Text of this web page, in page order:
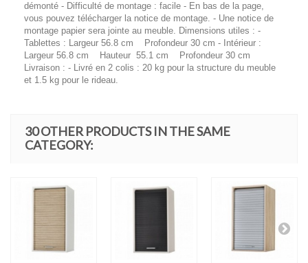
démonté - Difficulté de montage : facile - En bas de la page,
vous pouvez télécharger la notice de montage. - Une notice de
montage papier sera jointe au meuble. Dimensions utiles : -
Tablettes : Largeur 56.8 cm Profondeur 30 cm - Intérieur :
Largeur 56.8 cm Hauteur 55.1 cm Profondeur 30 cm
Livraison : - Livré en 2 colis : 20 kg pour la structure du meuble
et 1.5 kg pour le rideau.
30 OTHER PRODUCTS IN THE SAME
CATEGORY: